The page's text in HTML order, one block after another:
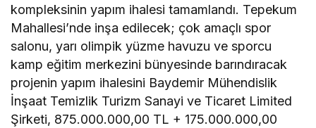
kompleksinin yapım ihalesi tamamlandı. Tepekum
Mahallesi’nde inşa edilecek; çok amaçlı spor
salonu, yarı olimpik yüzme havuzu ve sporcu
kamp eğitim merkezini bünyesinde barındıracak
projenin yapım ihalesini Baydemir Mühendislik
İnşaat Temizlik Turizm Sanayi ve Ticaret Limited
Şirketi, 875.000.000,00 TL + 175.000.000,00